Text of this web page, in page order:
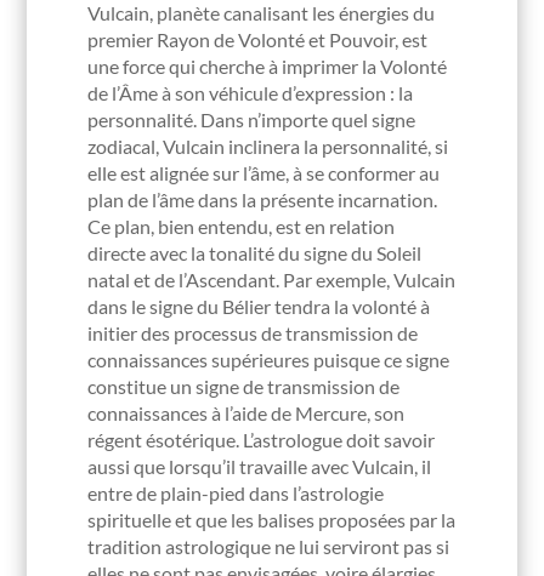
Vulcain, planète canalisant les énergies du
premier Rayon de Volonté et Pouvoir, est
une force qui cherche à imprimer la Volonté
de l’Âme à son véhicule d’expression : la
personnalité. Dans n’importe quel signe
zodiacal, Vulcain inclinera la personnalité, si
elle est alignée sur l’âme, à se conformer au
plan de l’âme dans la présente incarnation.
Ce plan, bien entendu, est en relation
directe avec la tonalité du signe du Soleil
natal et de l’Ascendant. Par exemple, Vulcain
dans le signe du Bélier tendra la volonté à
initier des processus de transmission de
connaissances supérieures puisque ce signe
constitue un signe de transmission de
connaissances à l’aide de Mercure, son
régent ésotérique. L’astrologue doit savoir
aussi que lorsqu’il travaille avec Vulcain, il
entre de plain-pied dans l’astrologie
spirituelle et que les balises proposées par la
tradition astrologique ne lui serviront pas si